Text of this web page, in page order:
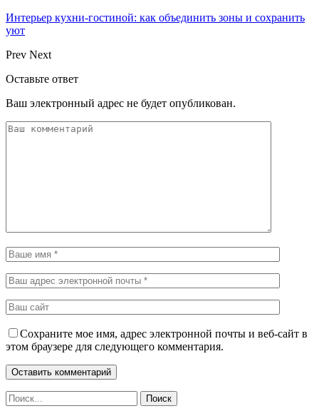
Интерьер кухни-гостиной: как объединить зоны и сохранить
уют
Prev Next
Оставьте ответ
Ваш электронный адрес не будет опубликован.
Сохраните мое имя, адрес электронной почты и веб-сайт в
этом браузере для следующего комментария.